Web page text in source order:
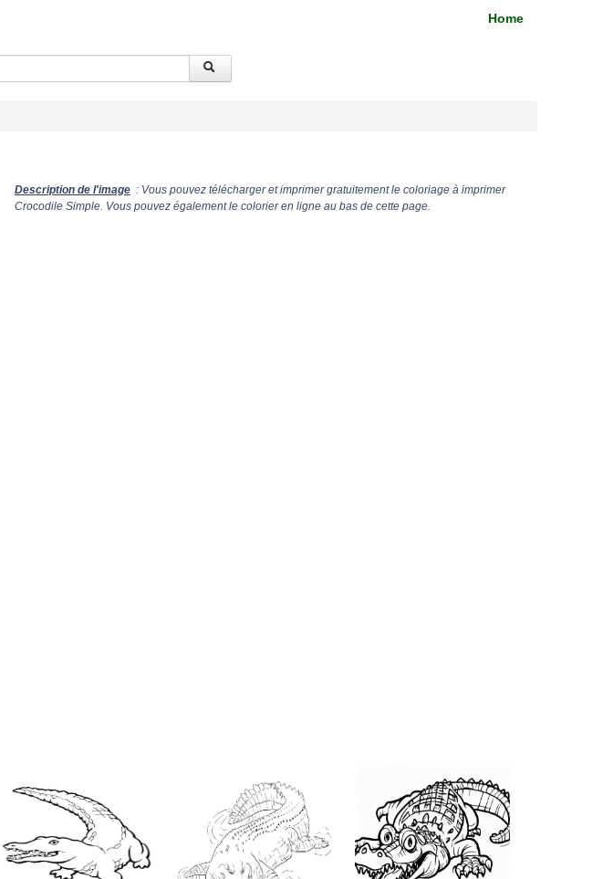
Home
Description de l'image : Vous pouvez télécharger et imprimer gratuitement le coloriage à imprimer
Crocodile Simple. Vous pouvez également le colorier en ligne au bas de cette page.